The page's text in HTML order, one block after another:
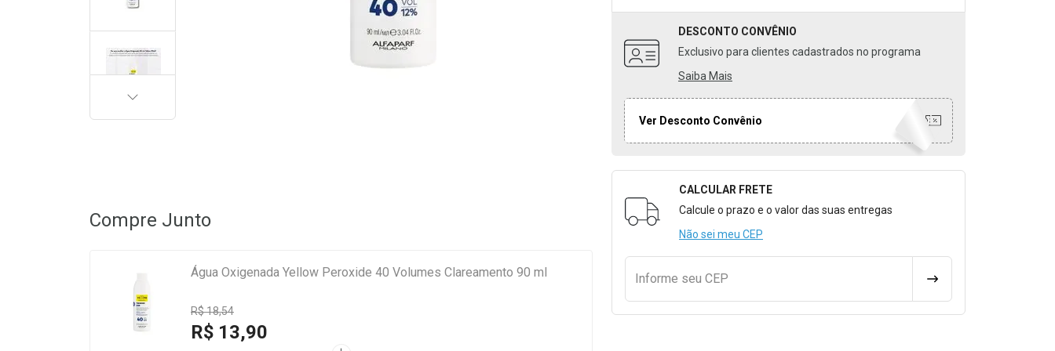
DESCONTO CONVÊNIO
Exclusivo para clientes cadastrados no programa
Saiba Mais
Ver Desconto Convênio
Formulário para Calcular o Frete
CALCULAR FRETE
Calcule o prazo e o valor das suas entregas
Não sei meu CEP
Informe seu CEP CALCULAR FRETE
PRÓXIMA
Compre Junto
Água Oxigenada Yellow Peroxide 40 Volumes Clareamento 90 ml
R$ 18,54
R$ 13,90